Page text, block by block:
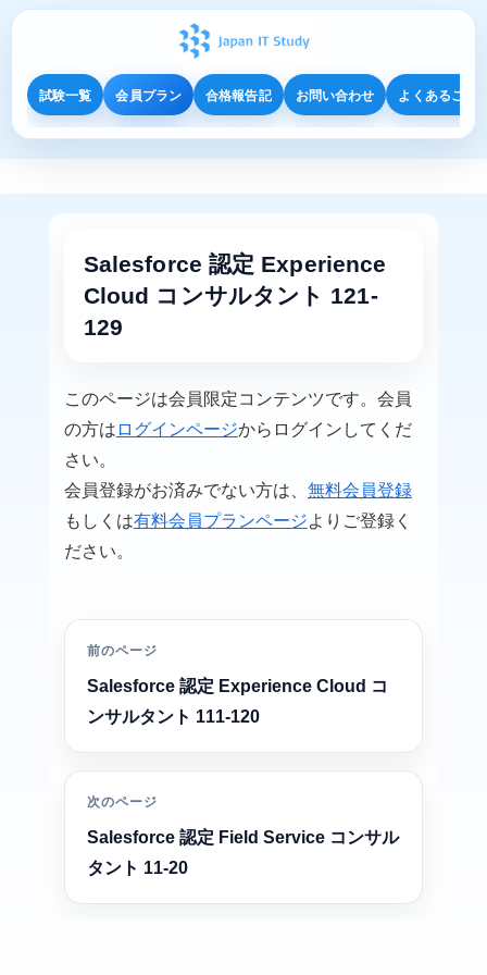
試験一覧 会員プラン 合格報告記 お問い合わせ よくあるご質
Salesforce 認定 Experience
Cloud コンサルタント 121-
129
このページは会員限定コンテンツです。会員
の方は ログインページからログインしてくだ
さい。
会員登録がお済みでない方は、 無料会員登録
もしくは有料会員プランページよりご登録く
ださい。
前のページ
Salesforce 認定 Experience Cloud コ
ンサルタント 111-120
次のページ
Salesforce 認定 Field Service コンサル
タント 11-20